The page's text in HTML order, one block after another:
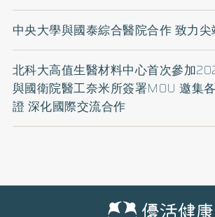
中央大學與國泰綜合醫院合作 致力
北科大高值生醫材料中心首次參加
與國衛院醫工奈米所簽署MOU 邀集
證 深化國際交流合作